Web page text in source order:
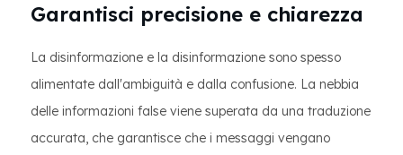
Garantisci precisione e chiarezza
La disinformazione e la disinformazione sono spesso
alimentate dall'ambiguità e dalla confusione. La nebbia
delle informazioni false viene superata da una traduzione
accurata, che garantisce che i messaggi vengano